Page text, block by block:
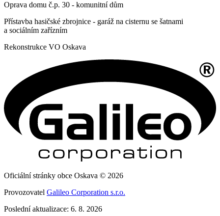
Oprava domu č.p. 30 - komunitní dům
Přístavba hasičské zbrojnice - garáž na cisternu se šatnami
a sociálním zařízním
Rekonstrukce VO Oskava
Oficiální stránky obce Oskava © 2026
Provozovatel Galileo Corporation s.r.o.
Poslední aktualizace: 6. 8. 2026